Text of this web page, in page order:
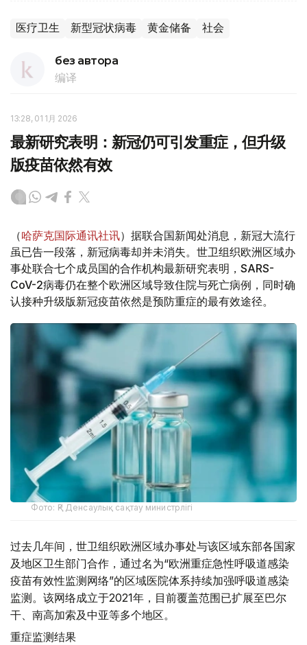
医疗卫生 新型冠状病毒 黄金储备 社会
без автора
编译
13:28, 01 1月 2026
最新研究表明：新冠仍可引发重症，但升级
版疫苗依然有效
（哈萨克国际通讯社讯）据联合国新闻处消息，新冠大流行
虽已告一段落，新冠病毒却并未消失。世卫组织欧洲区域办
事处联合七个成员国的合作机构最新研究表明，SARS-
CoV-2病毒仍在整个欧洲区域导致住院与死亡病例，同时确
认接种升级版新冠疫苗依然是预防重症的最有效途径。
Фото: ҚР Денсаулық сақтау министрлігі
过去几年间，世卫组织欧洲区域办事处与该区域东部各国家
及地区卫生部门合作，通过名为“欧洲重症急性呼吸道感染
疫苗有效性监测网络”的区域医院体系持续加强呼吸道感染
监测。该网络成立于2021年，目前覆盖范围已扩展至巴尔
干、南高加索及中亚等多个地区。
重症监测结果